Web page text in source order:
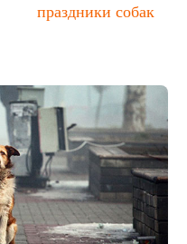
праздники собак